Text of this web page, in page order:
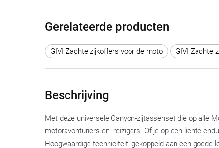
Gerelateerde producten
GIVI Zachte zijkoffers voor de moto GIVI Zachte
Beschrijving
Met deze universele Canyon-zijtassenset die op alle
motoravonturiers en -reizigers. Of je op een lichte
Hoogwaardige techniciteit, gekoppeld aan een goede